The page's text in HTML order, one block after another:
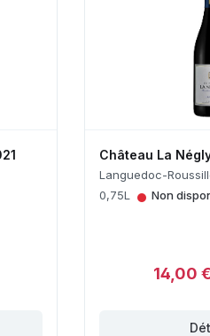
Château La
Languedoc-
0,75L
• Non
14,00 €